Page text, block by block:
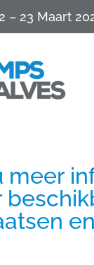
– 23 Maart
meer